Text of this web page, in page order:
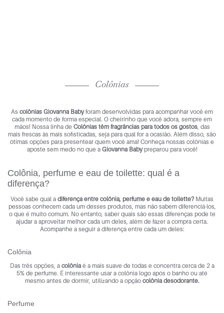
Colônias
As colônias Giovanna Babyforam desenvolvidas para acompanhar você em
cada momento de forma especial. O cheirinho que você adora, sempre em
mãos! Nossa linha de Colônias têm fragrâncias para todos os gostos, das
mais frescas às mais sofisticadas, seja para qual for a ocasião. Além disso, são
ótimas opções para presentear quem você ama! Conheça nossas colônias e
aposte sem medo no que a Giovanna Babypreparou para você!
Colônia, perfume e eau de toilette: qual é a
diferença?
Você sabe qual a diferença entre colônia, perfume e eau de toilette? Muitas
pessoas conhecem cada um desses produtos, mas não sabem diferenciá-los,
o que é muito comum. No entanto, saber quais são essas diferenças pode te
ajudar a aproveitar melhor cada um deles, além de fazer a compra certa.
Acompanhe a seguir a diferença entre cada um deles:
Colônia
Das três opções, a colôniaé a mais suave de todas e concentra cerca de 2 a
5% de perfume. É interessante usar a colônia logo após o banho ou até
mesmo antes de dormir, utilizando a opção colônia desodorante.
Perfume